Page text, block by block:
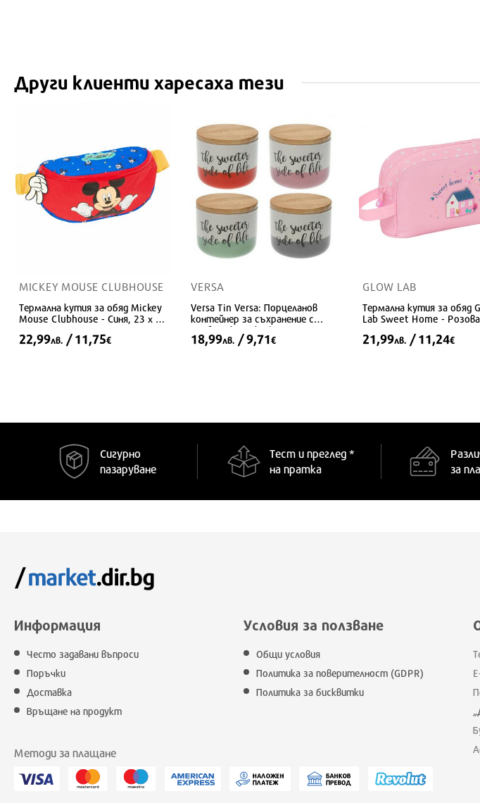
Други клиенти харесаха тези
MICKEY MOUSE CLUBHOUSE
Термална кутия за обяд Mickey
Mouse Clubhouse - Синя, 23 x 14
22,99лв. / 11,75€
VERSA
Versa Tin Versa: Порцеланов
контейнер за съхранение с
дървена капачка (10 x 8,2 x 10
см)
18,99лв. / 9,71€
GLOW LAB
Термална кутия за обяд
Lab Sweet Home - Розова
21,99лв. / 11,24€
Сигурно
пазаруване
Тест и преглед *
на пратка
за
Информация
Често задавани въпроси
Поръчки
Доставка
Връщане на продукт
Условия за ползване
Общи условия
Политика за поверителност (GDPR)
Политика за бисквитки
Методи за плащане